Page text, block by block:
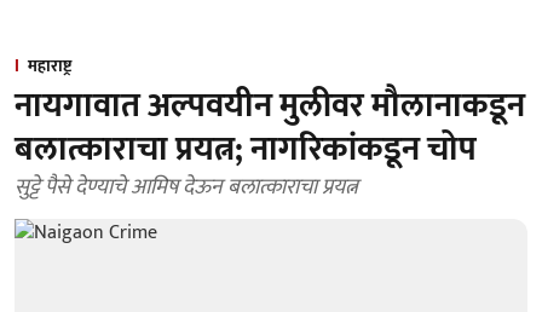
महाराष्ट्र
नायगावात अल्पवयीन मुलीवर मौलानाकडून
बलात्काराचा प्रयत्न; नागरिकांकडून चोप
सुट्टे पैसे देण्याचे आमिष देऊन बलात्काराचा प्रयत्न